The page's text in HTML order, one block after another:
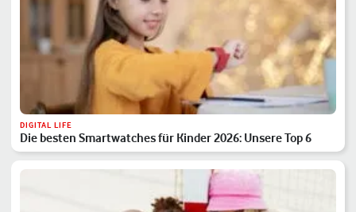
DIGITAL LIFE
Die besten Smartwatches für Kinder 2026: Unsere Top 6